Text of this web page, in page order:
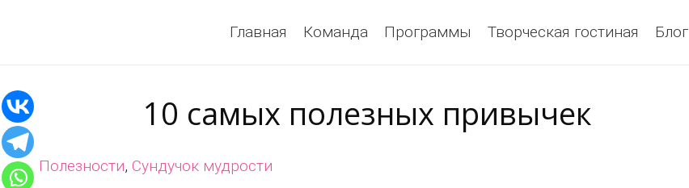
Главная Команда Программы Творческая гостиная Блог
10 самых полезных привычек
Полезности, Сундучок мудрости